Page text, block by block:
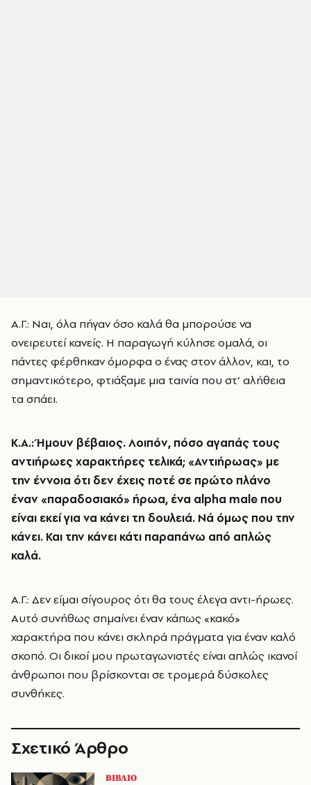
Α.Γ.: Ναι, όλα πήγαν όσο καλά θα μπορούσε να
ονειρευτεί κανείς. Η παραγωγή κύλησε ομαλά, οι
πάντες φέρθηκαν όμορφα ο ένας στον άλλον, και, το
σημαντικότερο, φτιάξαμε μια ταινία που στ’ αλήθεια
τα σπάει.
Κ.Α.: Ήμουν βέβαιος. Λοιπόν, πόσο αγαπάς τους
αντιήρωες χαρακτήρες τελικά; «Αντιήρωας» με
την έννοια ότι δεν έχεις ποτέ σε πρώτο πλάνο
έναν «παραδοσιακό» ήρωα, ένα alpha male που
είναι εκεί για να κάνει τη δουλειά. Νά όμως που την
κάνει. Και την κάνει κάτι παραπάνω από απλώς
καλά.
Α.Γ.: Δεν είμαι σίγουρος ότι θα τους έλεγα αντι-ήρωες.
Αυτό συνήθως σημαίνει έναν κάπως «κακό»
χαρακτήρα που κάνει σκληρά πράγματα για έναν καλό
σκοπό. Οι δικοί μου πρωταγωνιστές είναι απλώς ικανοί
άνθρωποι που βρίσκονται σε τρομερά δύσκολες
συνθήκες.
Σχετικό Άρθρο
ΒΙΒΛΙΟ